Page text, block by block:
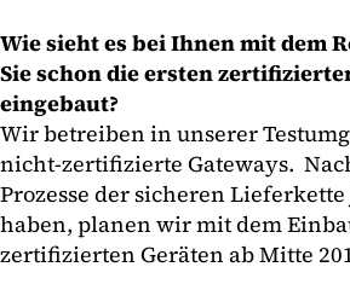
Wie sieht es bei Ihnen mit dem
Sie schon die ersten
eingebaut?
Wir betreiben in unserer
nicht-zertifizierte Gateways.
Prozesse der sicheren
haben, planen wir mit dem
zertifizierten Geräten ab Mitte